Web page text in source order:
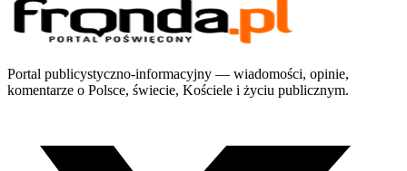
Portal publicystyczno-informacyjny — wiadomości, opinie,
komentarze o Polsce, świecie, Kościele i życiu publicznym.